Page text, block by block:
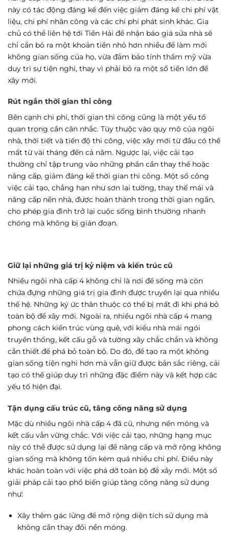
này có tác động đáng kể đến việc giảm đáng kể chi phí vật
liệu, chi phí nhân công và các chi phí phát sinh khác. Gia
chủ có thể liên hệ tới Tiền Hải để nhận báo giá sửa nhà sẽ
chỉ cần bỏ ra một khoản tiền nhỏ hơn nhiều để làm mới
không gian sống của họ, vừa đảm bảo tính thẩm mỹ vừa
duy trì sự tiện nghi, thay vì phải bỏ ra một số tiền lớn để
xây mới.
Rút ngắn thời gian thi công
Bên cạnh chi phí, thời gian thi công cũng là một yếu tố
quan trọng cần cân nhắc. Tùy thuộc vào quy mô của ngôi
nhà, thời tiết và tiến độ thi công, việc xây mới từ đầu có thể
mất từ vài tháng đến cả năm. Ngược lại, việc cải tạo
thường chỉ tập trung vào những phần cần thay thế hoặc
nâng cấp, giảm đáng kể thời gian thi công. Một số công
việc cải tạo, chẳng hạn như sơn lại tường, thay thế mái và
nâng cấp nền nhà, được hoàn thành trong thời gian ngắn,
cho phép gia đình trở lại cuộc sống bình thường nhanh
chóng mà không bị gián đoạn.
Giữ lại những giá trị kỷ niệm và kiến trúc cũ
Nhiều ngôi nhà cấp 4 không chỉ là nơi để sống mà còn
chứa đựng những giá trị gia đình được truyền lại qua nhiều
thế hệ. Những ký ức thân thuộc có thể bị mất đi khi phá bỏ
toàn bộ để xây mới. Ngoài ra, nhiều ngôi nhà cấp 4 mang
phong cách kiến trúc vùng quê, với kiểu nhà mái ngói
truyền thống, kết cấu gỗ và tường xây chắc chắn và không
cần thiết để phá bỏ toàn bộ. Do đó, để tạo ra một không
gian sống tiện nghi hơn mà vẫn giữ được bản sắc riêng, cải
tạo có thể giúp duy trì những đặc điểm này và kết hợp các
yếu tố hiện đại.
Tận dụng cấu trúc cũ, tăng công năng sử dụng
Mặc dù nhiều ngôi nhà cấp 4 đã cũ, nhưng nền móng và
kết cấu vẫn vững chắc. Với việc cải tạo, những hạng mục
này có thể được sử dụng lại để nâng cấp và mở rộng không
gian sống mà không tốn kém quá nhiều chi phí. Điều này
khác hoàn toàn với việc phá dỡ toàn bộ để xây mới. Một số
giải pháp cải tạo phổ biến giúp tăng công năng sử dụng
như:
Xây thêm gác lửng để mở rộng diện tích sử dụng mà
không cần thay đổi nền móng.